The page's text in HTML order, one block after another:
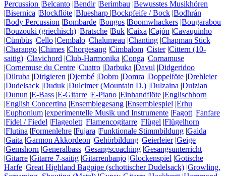
Percussion |Belcanto |Bendir|Berimbau |Bewusstes Musikhören
|Bisernica |Blockflöte |Bluesharp |Bockpfeife / Bock |Bodhrán
|Body Percussion |Bombarde |Bongos |Boomwhackers |Bougarabou
|Bouzouki (griechisch) |Bratsche |Buk |Caixa |Cajón |Cavaquinho
|Cümbüs |Cello |Cembalo |Chalumeau |Chanting |Chapman Stick
|Charango |Chimes |Chorgesang |Cimbalom |Cister|Cittern (10-
saitig) |Clavichord |Club-Harmonika |Conga |Cornamuse
|Cornemuse du Centre |Cuatro |Darbuka |Davul |Didgeridoo
|Dilruba |Dirigieren |Djembé |Dobro |Domra |Doppelföte |Drehleier
|Dudelsack |Duduk |Dulcimer (Mountain D.) |Dulzaina |Dulzian
|Dunun |E-Bass |E-Gitarre |E-Piano |Einhandflöte |Englischhorn
|English Concertina |Ensemblegesang |Ensemblespiel |Erhu
|Euphonium |experimentelle Musik und Instrumente |Fagott|Fanfare
|Fidel / Fiedel |Flageolett|Flamencogitarre |Flügel |Flügelhorn
|Flutina |Formenlehre |Fujara |Funktionale Stimmbildung |Gaida
|Gaita |Garmon Akkordeon |Gehörbildung |Geierleier|Geige
|Gemshorn |Generalbass |Gesangscoaching |Gesangsunterricht
|Gitarre |Gitarre 7-saitig |Gitarrenbanjo |Glockenspiel |Gotische
Harfe |Great Highland Bagpipe (schottischer Dudelsack) |Growling,